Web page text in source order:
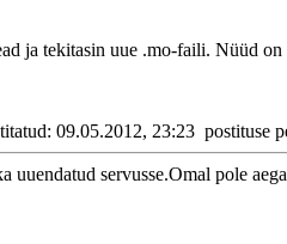
ja tekitasin uue .mo-faili. Nüüd
09.05.2012, 23:23 postituse
uuendatud servusse.Omal pole